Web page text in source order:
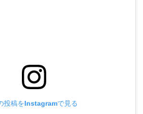
投稿をInstagramで見る